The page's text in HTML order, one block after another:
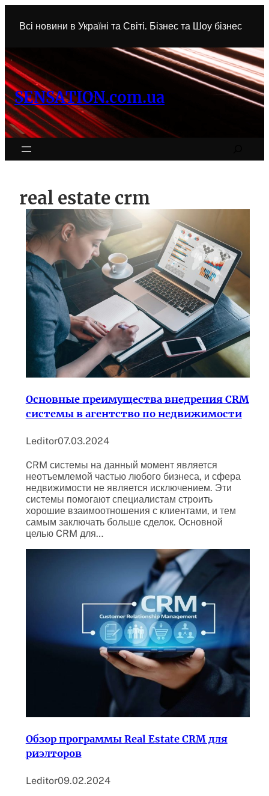
содержимому
Всі новини в Україні та Світі. Бізнес та Шоу бізнес
SENSATION.com.ua
real estate crm
Основные преимущества внедрения CRM
системы в агентство по недвижимости
Leditor07.03.2024
CRM системы на данный момент является
неотъемлемой частью любого бизнеса, и сфера
недвижимости не является исключением. Эти
системы помогают специалистам строить
хорошие взаимоотношения с клиентами, и тем
самым заключать больше сделок. Основной
целью CRM для…
Обзор программы Real Estate CRM для
риэлторов
Leditor09.02.2024